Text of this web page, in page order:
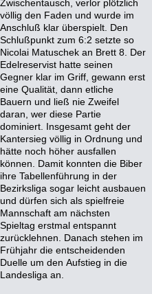
Landesliga an.